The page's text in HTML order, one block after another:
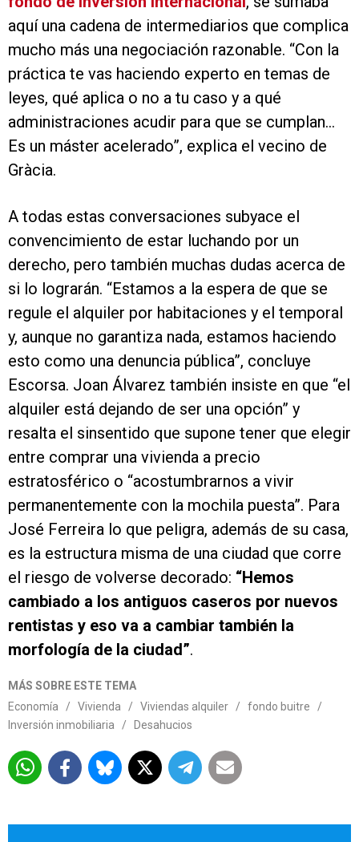
aquí una cadena de intermediarios que complica
mucho más una negociación razonable. “Con la
práctica te vas haciendo experto en temas de
leyes, qué aplica o no a tu caso y a qué
administraciones acudir para que se cumplan…
Es un máster acelerado”, explica el vecino de
Gràcia.
A todas estas conversaciones subyace el
convencimiento de estar luchando por un
derecho, pero también muchas dudas acerca de
si lo lograrán. “Estamos a la espera de que se
regule el alquiler por habitaciones y el temporal
y, aunque no garantiza nada, estamos haciendo
esto como una denuncia pública”, concluye
Escorsa. Joan Álvarez también insiste en que “el
alquiler está dejando de ser una opción” y
resalta el sinsentido que supone tener que elegir
entre comprar una vivienda a precio
estratosférico o “acostumbrarnos a vivir
permanentemente con la mochila puesta”. Para
José Ferreira lo que peligra, además de su casa,
es la estructura misma de una ciudad que corre
el riesgo de volverse decorado: “Hemos
cambiado a los antiguos caseros por nuevos
rentistas y eso va a cambiar también la
morfología de la ciudad”.
MÁS SOBRE ESTE TEMA
Economía
/ Vivienda / Viviendas alquiler / fondo buitre
/
Inversión inmobiliaria
/ Desahucios